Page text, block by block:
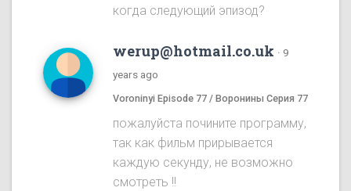
когда следующий эпизод?
werup@hotmail.co.uk · 9
years ago
Voroninyi Episode 77 / Воронины Серия 77
пожалуйста почините программу,
так как фильм прирывается
каждую секунду, не возможно
смотреть !!